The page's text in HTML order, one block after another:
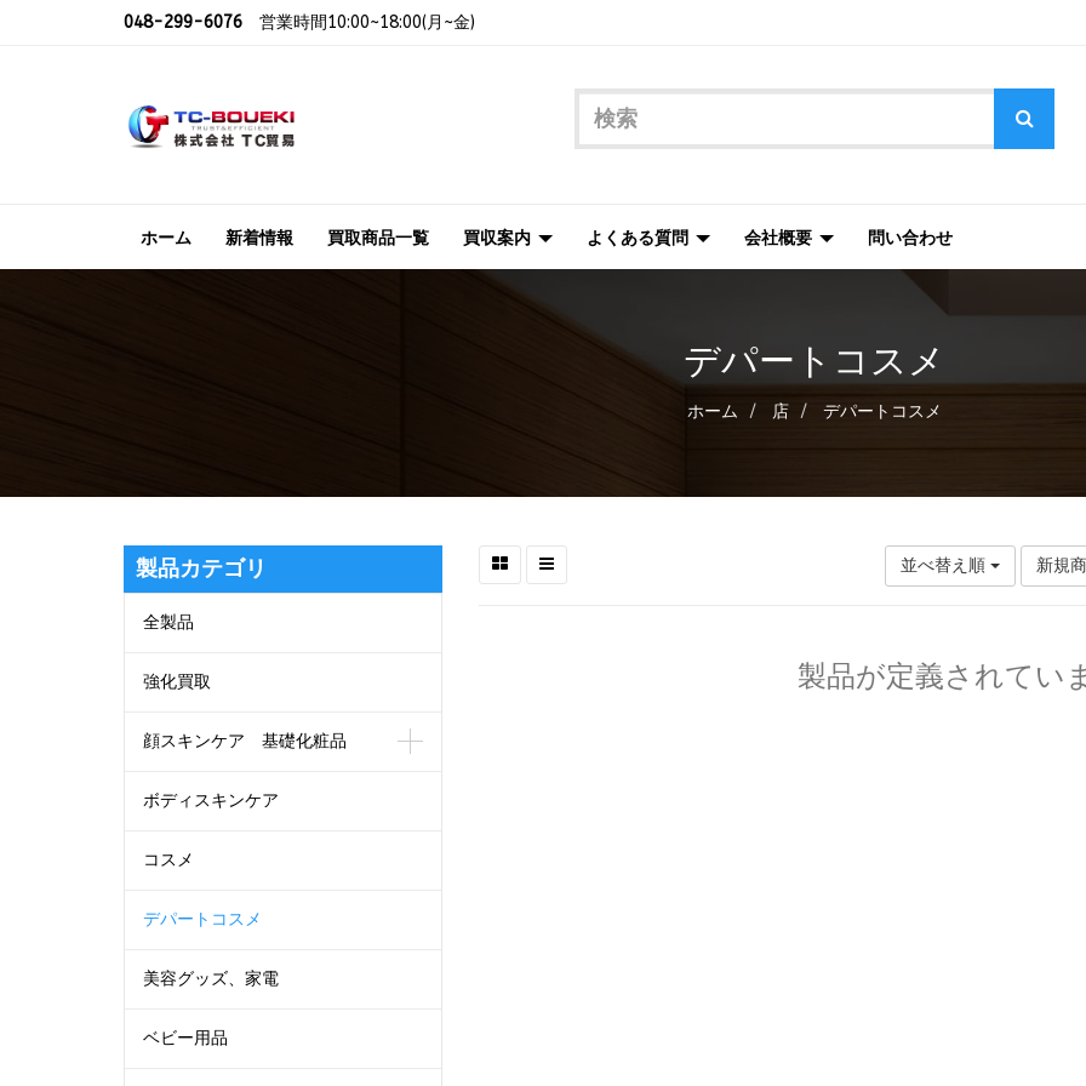
048-299-6076 営業時間10:00~18:00(月~金)
ホーム 新着情報 買取商品一覧 買収案内 よくある質問 会社概要 問い合わせ
デパートコスメ
ホーム 店 デパートコスメ
製品カテゴリ
全製品
強化買取
顔スキンケア 基礎化粧品
ボディスキンケア
コスメ
デパートコスメ
美容グッズ、家電
ベビー用品
並べ替え順 新規
製品が定義されてい